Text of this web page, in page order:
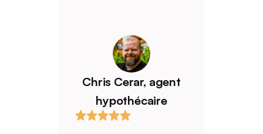
Chris Cerar, agent
hypothécaire